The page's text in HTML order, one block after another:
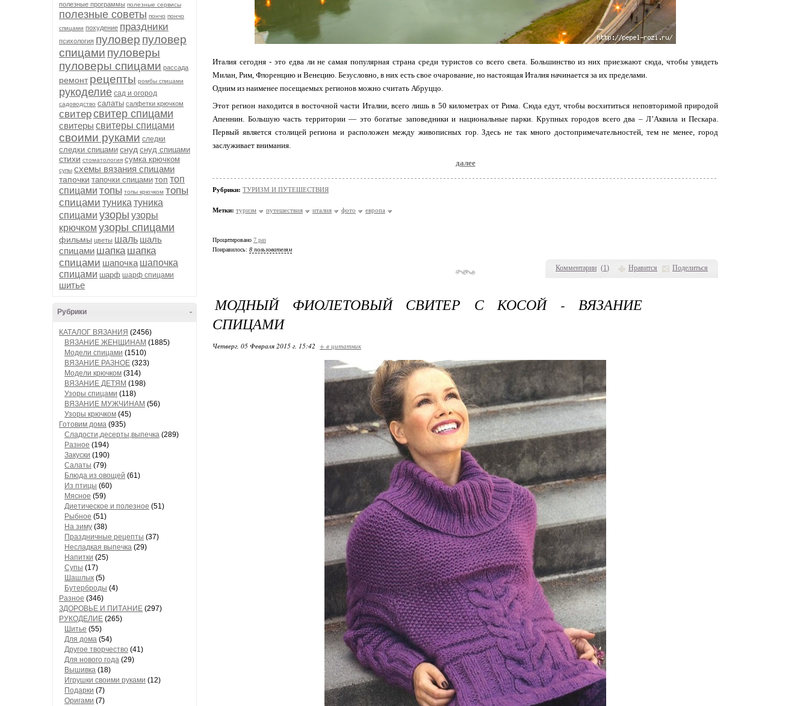
полезные программы полезные сервисы
полезные советы пончо пончо
спицами похудение праздники
психология пуловер пуловер
спицами пуловеры
пуловеры спицами рассада
ремонт рецепты ромбы спицами
рукоделие сад и огород
садоводство салаты салфетки крючком
свитерсвитер спицами
свитеры свитеры спицами
своими руками следки
следки спицами снуд снуд спицами
стихи стоматология сумка крючком
супы схемы вязания спицами
тапочки тапочки спицами топ топ
спицами топы топы крючком топы
спицами туника туника
спицами узоры узоры
крючком узоры спицами
фильмы цветы шаль шаль
спицами шапка шапка
спицами шапочка шапочка
спицами шарф шарф спицами
шитье
-
Рубрики
КАТАЛОГ ВЯЗАНИЯ (2456)
ВЯЗАНИЕ ЖЕНЩИНАМ (1885)
Модели спицами (1510)
ВЯЗАНИЕ РАЗНОЕ (323)
Модели крючком (314)
ВЯЗАНИЕ ДЕТЯМ (198)
Узоры спицами (118)
ВЯЗАНИЕ МУЖЧИНАМ (56)
Узоры крючком (45)
Готовим дома (935)
Сладости,десерты,выпечка (289)
Разное (194)
Закуски (190)
Салаты (79)
Блюда из овощей (61)
Из птицы (60)
Мясное (59)
Диетическое и полезное (51)
Рыбное (51)
На зиму (38)
Праздничные рецепты (37)
Несладкая выпечка (29)
Напитки (25)
Супы (17)
Шашлык (5)
Бутерброды (4)
Разное (346)
ЗДОРОВЬЕ И ПИТАНИЕ (297)
РУКОДЕЛИЕ (265)
Шитье (55)
Для дома (54)
Другое творчество (41)
Для нового года (29)
Вышивка (18)
Игрушки своими руками (12)
Подарки (7)
Оригами (7)
Комментарии (1) Нравится Поделиться
Италия сегодня - это едва ли не самая популярная страна среди туристов со всего света. Большинство из них приезжают сюда, чтобы увидеть
Милан, Рим, Флоренцию и Венецию. Безусловно, в них есть свое очарование, но настоящая Италия начинается за их пределами.
Одним из наименее посещаемых регионов можно считать Абруццо.
Этот регион находится в восточной части Италии, всего лишь в 50 километрах от Рима. Сюда едут, чтобы восхититься неповторимой природой
Апеннин. Большую часть территории — это богатые заповедники и национальные парки. Крупных городов всего два – Л’Аквила и Пескара.
Первый является столицей региона и расположен между живописных гор. Здесь не так много достопримечательностей, тем не менее, город
заслуживает внимания.
далее
Рубрики: ТУРИЗМ И ПУТЕШЕСТВИЯ
Метки: туризм путешествия италия фото европа
Процитировано 7 раз
Понравилось: 8 пользователям
МОДНЫЙ ФИОЛЕТОВЫЙ СВИТЕР С КОСОЙ - ВЯЗАНИЕ
СПИЦАМИ
Четверг, 05 Февраля 2015 г. 15:42 + в цитатник